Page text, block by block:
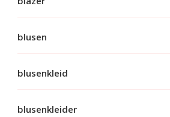
blusen
blusenkleid
blusenkleider